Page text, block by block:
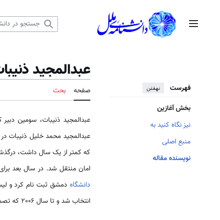
منوی اصلی
فهرست نهفتن
بخش آغازین
نیز نگاه کنید به
منبع اصلی
نویسنده مقاله
عبدالمجید
صفحه بحث
عبدالمجید ذنیبات، سومین
عبدالمجید محمد خلیل ذنیبات در 5 اکتبر 1945 در پادشاهی
امان منتقل شد. در سال بعد برای تکمیل
دانشگاه
انتخاب شد و تا سال 2006 که تصمیم به استعفا گرفت در آن سمت باقی ماند